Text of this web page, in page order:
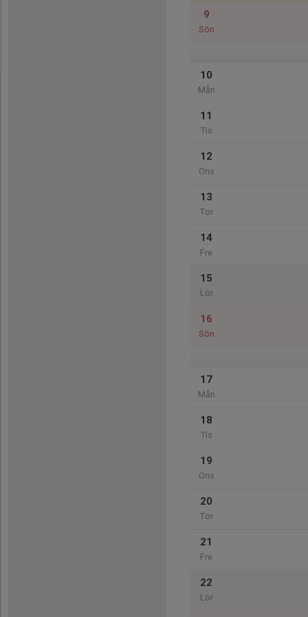
9
Sön
10
Mån
11
Tis
12
Ons
13
Tor
14
Fre
15
Lör
16
Sön
17
Mån
18
Tis
19
Ons
20
Tor
21
Fre
22
Lör